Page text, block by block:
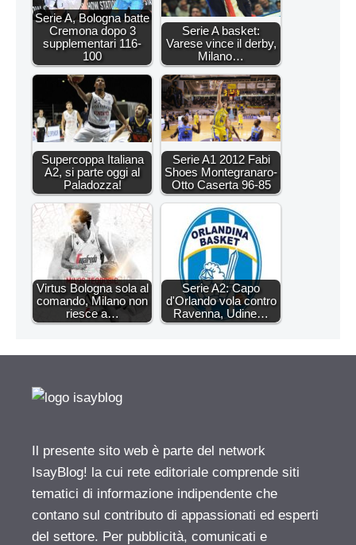
Serie A, Bologna batte
Cremona dopo 3
supplementari 116-
100
Serie A basket:
Varese vince il derby,
Milano…
Supercoppa Italiana
A2, si parte oggi al
Paladozza!
Serie A1 2012 Fabi
Shoes Montegranaro-
Otto Caserta 96-85
Virtus Bologna sola al
comando, Milano non
riesce a…
Serie A2: Capo
d'Orlando vola contro
Ravenna, Udine…
Il presente sito web è parte del network
IsayBlog! la cui rete editoriale comprende siti
tematici di informazione indipendente che
contano sul contributo di appassionati ed esperti
del settore. Per pubblicità, comunicati e